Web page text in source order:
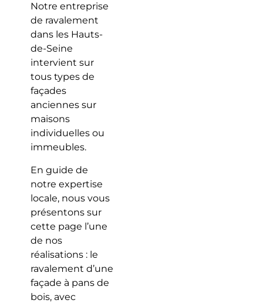
Notre entreprise
de ravalement
dans les Hauts-
de-Seine
intervient sur
tous types de
façades
anciennes sur
maisons
individuelles ou
immeubles.
En guide de
notre expertise
locale, nous vous
présentons sur
cette page l’une
de nos
réalisations : le
ravalement d’une
façade à pans de
bois, avec